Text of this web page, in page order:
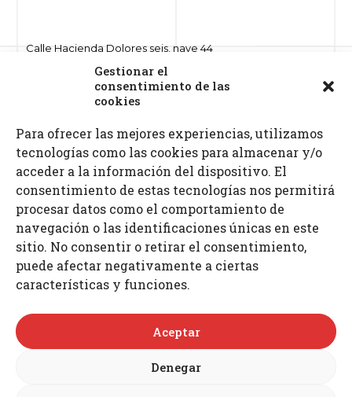
Gestionar el
consentimiento de las
cookies
Para ofrecer las mejores experiencias, utilizamos
tecnologías como las cookies para almacenar y/o
acceder a la información del dispositivo. El
consentimiento de estas tecnologías nos permitirá
procesar datos como el comportamiento de
navegación o las identificaciones únicas en este
sitio. No consentir o retirar el consentimiento,
puede afectar negativamente a ciertas
características y funciones.
Aceptar
Denegar
Calle Hacienda Dolores seis, nave 44
41500 Alcalá de Guadaíra, Sevilla
Teléfonos: 955 632 261 · 687 521 972
Fax: 955 630 797
E-mail: info @proimcu.com